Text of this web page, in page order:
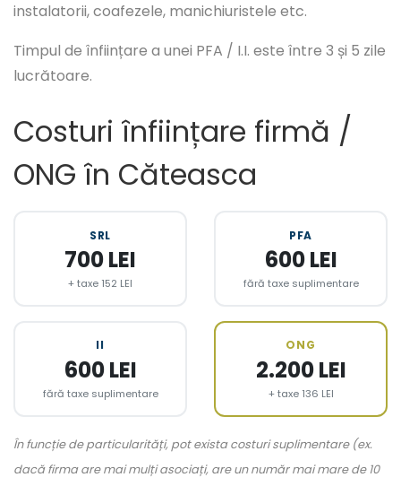
instalatorii, coafezele, manichiuristele etc.
Timpul de înființare a unei PFA / I.I. este între 3 și 5 zile
lucrătoare.
Costuri înființare firmă /
ONG în Căteasca
SRL
700 LEI
+ taxe 152 LEI
PFA
600 LEI
fără taxe suplimentare
II
600 LEI
fără taxe suplimentare
ONG
2.200 LEI
+ taxe 136 LEI
În funcție de particularități, pot exista costuri suplimentare (ex.
dacă firma are mai mulți asociați, are un număr mai mare de 10